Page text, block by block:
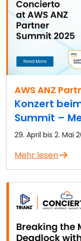
AWS ANZ
Konzert
Summit –
29. April bis 2. Mai
Mehr lesen